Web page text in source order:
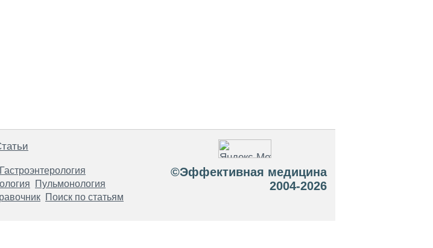
Гастроэнтерология
Пульмонология
Поиск по статьям
©Эффективная медицина
2004-2026